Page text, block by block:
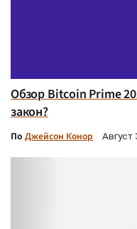
Обзор Bitcoin Prime
закон?
По Джейсон Конор Август